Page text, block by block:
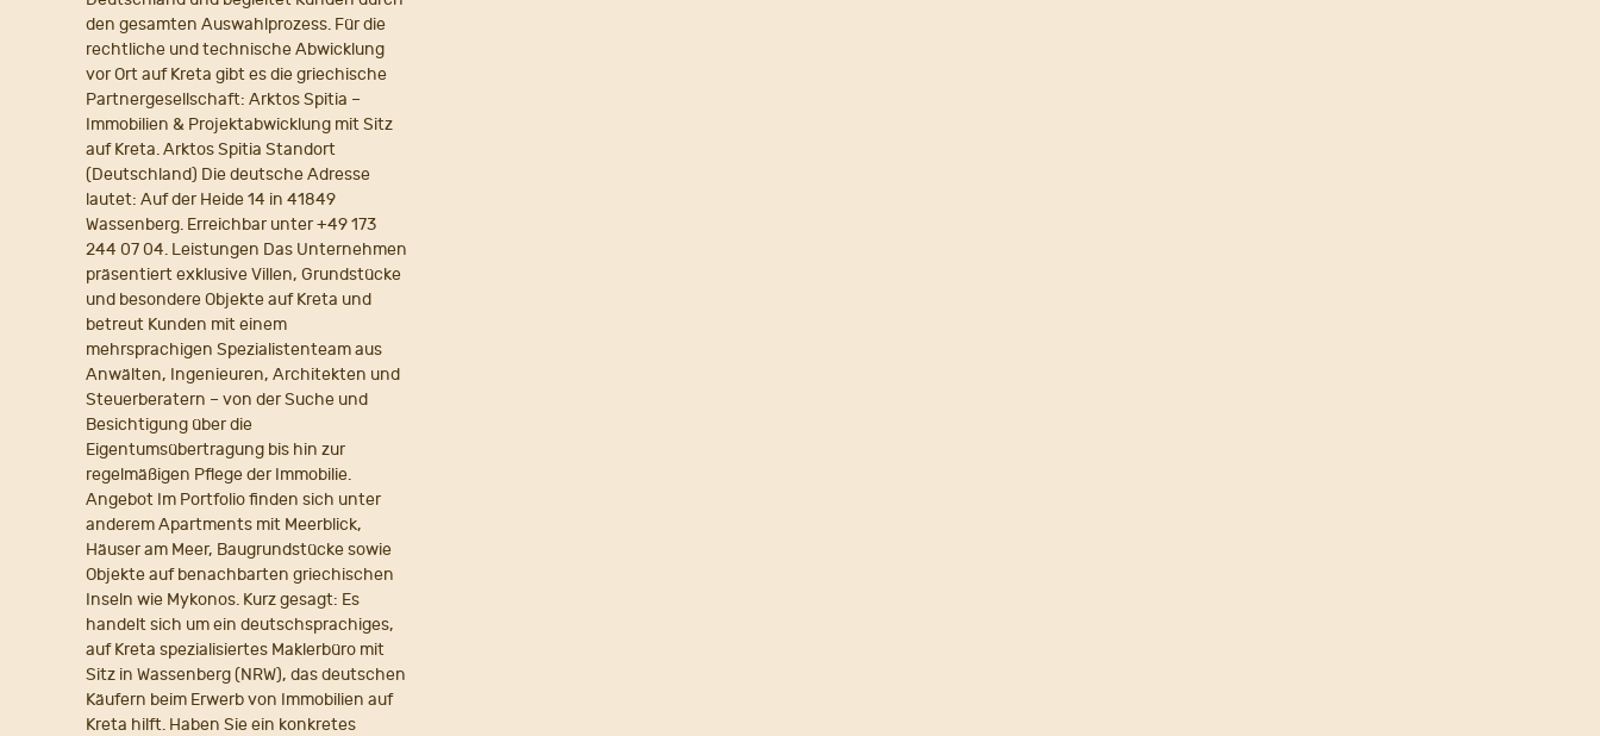
den gesamten Auswahlprozess. Für die
rechtliche und technische Abwicklung
vor Ort auf Kreta gibt es die griechische
Partnergesellschaft: Arktos Spitia –
Immobilien & Projektabwicklung mit Sitz
auf Kreta. Arktos Spitia Standort
(Deutschland) Die deutsche Adresse
lautet: Auf der Heide 14 in 41849
Wassenberg. Erreichbar unter +49 173
244 07 04. Leistungen Das Unternehmen
präsentiert exklusive Villen, Grundstücke
und besondere Objekte auf Kreta und
betreut Kunden mit einem
mehrsprachigen Spezialistenteam aus
Anwälten, Ingenieuren, Architekten und
Steuerberatern – von der Suche und
Besichtigung über die
Eigentumsübertragung bis hin zur
regelmäßigen Pflege der Immobilie.
Angebot Im Portfolio finden sich unter
anderem Apartments mit Meerblick,
Häuser am Meer, Baugrundstücke sowie
Objekte auf benachbarten griechischen
Inseln wie Mykonos. Kurz gesagt: Es
handelt sich um ein deutschsprachiges,
auf Kreta spezialisiertes Maklerbüro mit
Sitz in Wassenberg (NRW), das deutschen
Käufern beim Erwerb von Immobilien auf
Kreta hilft. Haben Sie ein konkretes